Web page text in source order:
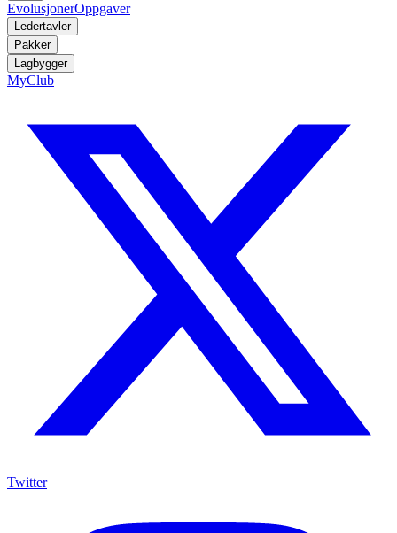
EvolusjonerOppgaver
Ledertavler
Pakker
Lagbygger
MyClub
Twitter